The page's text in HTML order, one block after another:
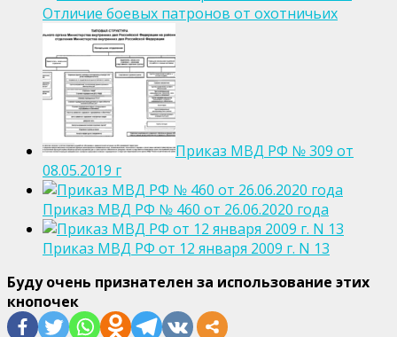
Отличие боевых патронов от охотничьих
Приказ МВД РФ № 309 от
08.05.2019 г
Приказ МВД РФ № 460 от 26.06.2020 года
Приказ МВД РФ от 12 января 2009 г. N 13
Буду очень признателен за использование этих
кнопочек